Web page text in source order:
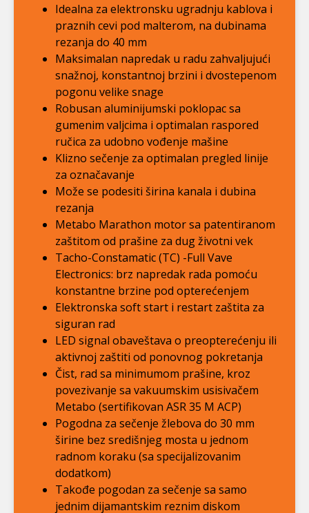
Idealna za elektronsku ugradnju kablova i
praznih cevi pod malterom, na dubinama
rezanja do 40 mm
Maksimalan napredak u radu zahvaljujući
snažnoj, konstantnoj brzini i dvostepenom
pogonu velike snage
Robusan aluminijumski poklopac sa
gumenim valjcima i optimalan raspored
ručica za udobno vođenje mašine
Klizno sečenje za optimalan pregled linije
za označavanje
Može se podesiti širina kanala i dubina
rezanja
Metabo Marathon motor sa patentiranom
zaštitom od prašine za dug životni vek
Tacho-Constamatic (TC) -Full Vave
Electronics: brz napredak rada pomoću
konstantne brzine pod opterećenjem
Elektronska soft start i restart zaštita za
siguran rad
LED signal obaveštava o preopterećenju ili
aktivnoj zaštiti od ponovnog pokretanja
Čist, rad sa minimumom prašine, kroz
povezivanje sa vakuumskim usisivačem
Metabo (sertifikovan ASR 35 M ACP)
Pogodna za sečenje žlebova do 30 mm
širine bez središnjeg mosta u jednom
radnom koraku (sa specijalizovanim
dodatkom)
Takođe pogodan za sečenje sa samo
jednim dijamantskim reznim diskom